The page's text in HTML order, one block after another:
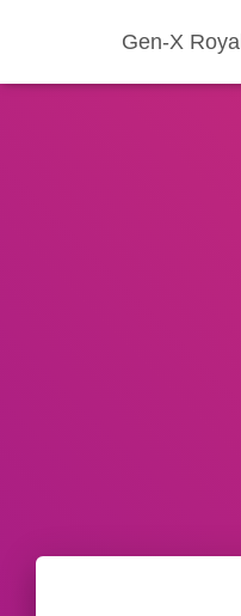
Gen-X Royal